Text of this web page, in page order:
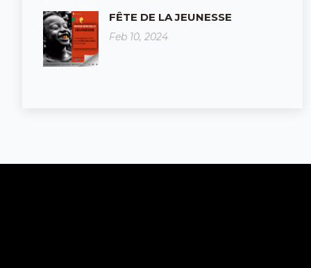
FÊTE DE LA JEUNESSE
Feb 10, 2024